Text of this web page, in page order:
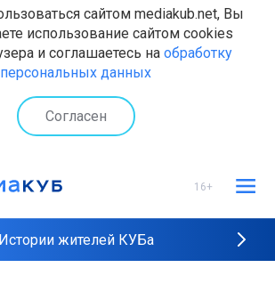
сайтом mediakub.net, Вы
использование сайтом cookies
и соглашаетесь на обработку
персональных данных
Согласен
16+
Истории жителей КУБа